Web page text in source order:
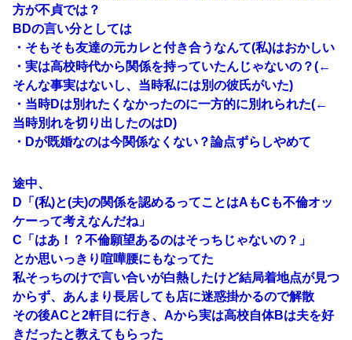
方が不貞では？
BDの言い分としては
・そもそも友達の元カレと付き合うなんて(私)はおかしい
・実は高校時代から関係を持っていたんじゃないの？(←
そんな事実はないし、当時私には別の彼氏がいた)
・当時Dは別れたくなかったのに一方的に別れられた(←
当時別れを切り出したのはD)
・Dが既婚なのは今関係なくない？論点ずらしやめて
途中、
D「(私)と(夫)の関係を認めるってことはAもCも不倫オッ
ケーって考えなんだね」
C「はあ！？不倫願望あるのはそっちじゃないの？」
とか思いっきり喧嘩腰にもなってた
私そっちのけで言い合いが白熱したけど結局着地点が見つ
からず、あんまり長居しても店に迷惑掛かるので解散
その後ACと2軒目に行き、Aから実は高校自体Bは夫を好
きだったと教えてもらった